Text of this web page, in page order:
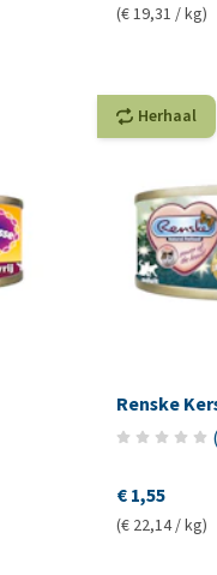
(€ 19,31 / kg)
Herhaal
Renske
€ 1,55
(€ 22,14 / kg)